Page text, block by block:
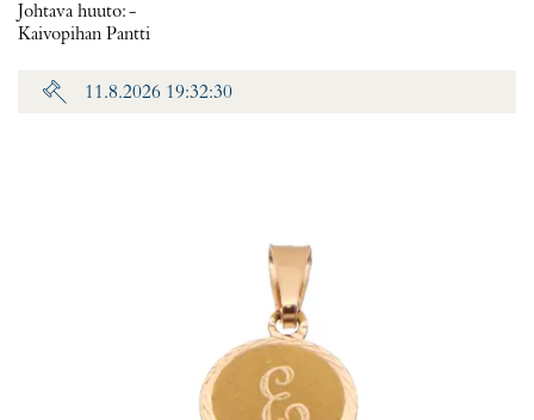
Johtava huuto:-
Kaivopihan Pantti
11.8.2026 19:32:30